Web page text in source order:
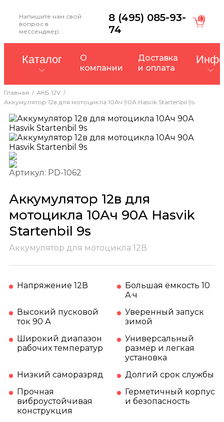
Напишите нам свой
вопрос в
мессенджер:
8 (495) 085-93-
74
0
Каталог
О
компании
Доставка
и оплата
Главная
АКБ 12V
Аккумулятор 12в для мотоцикла 10Ач 90А Hasvik Startenbil 9s
Артикул: PD-1062
Аккумулятор 12в для
мотоцикла 10Ач 90А Hasvik
Startenbil 9s
Аккумулятор для мотоцикла 12В
Напряжение 12В
Большая ёмкость 10
А·ч
Высокий пусковой
ток 90 А
Уверенный запуск
зимой
Широкий диапазон
рабочих температур
Универсальный
размер и легкая
установка
Низкий саморазряд
Долгий срок службы
Прочная
виброустойчивая
конструкция
Герметичный корпус
и безопасность